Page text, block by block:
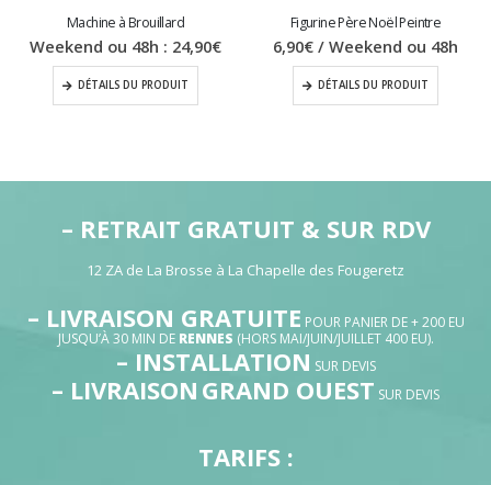
Machine à Brouillard
Weekend ou 48h : 24,90€
DÉTAILS DU PRODUIT
Figurine Père Noël Peintre
6,90€ / Weekend ou 48h
DÉTAILS DU PRODUIT
– RETRAIT GRATUIT & SUR RDV
12 ZA de La Brosse à La Chapelle des Fougeretz
– LIVRAISON GRATUITE POUR PANIER DE + 200 EU
JUSQU’À 30 MIN DE RENNES (HORS MAI/JUIN/JUILLET 400 EU).
– INSTALLATION SUR DEVIS
– LIVRAISON GRAND OUEST SUR DEVIS
TARIFS :